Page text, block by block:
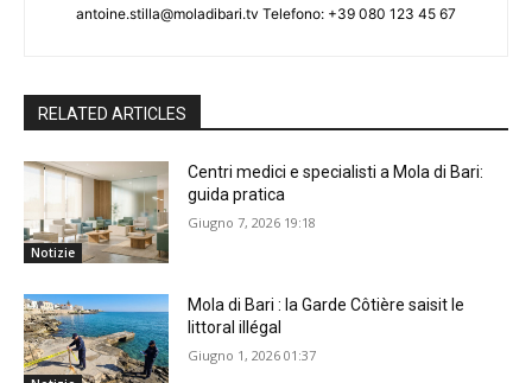
antoine.stilla@moladibari.tv Telefono: +39 080 123 45 67
RELATED ARTICLES
Notizie
Centri medici e specialisti a Mola di Bari:
guida pratica
Giugno 7, 2026 19:18
Mola di Bari : la Garde Côtière saisit le
littoral illégal
Giugno 1, 2026 01:37